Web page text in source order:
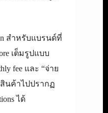
สำหรับแบรนด์ที่
เต็มรูปแบบ
fee และ “จ่าย
นค้าไปปรากฏ
ได้